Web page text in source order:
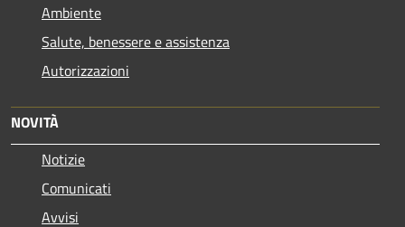
Ambiente
Salute, benessere e assistenza
Autorizzazioni
NOVITÀ
Notizie
Comunicati
Avvisi